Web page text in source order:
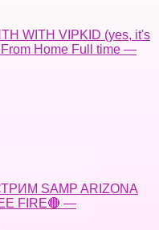
WITH VIPKID (yes, it's
Home Full time —
SAMP ARIZONA
FIRE🔴 —